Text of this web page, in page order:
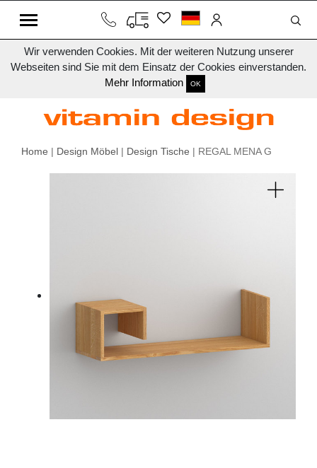
Wir verwenden Cookies. Mit der weiteren Nutzung unserer
Webseiten sind Sie mit dem Einsatz der Cookies einverstanden.
Mehr Information
OK
Home | Design Möbel | Design Tische | REGAL MENA G